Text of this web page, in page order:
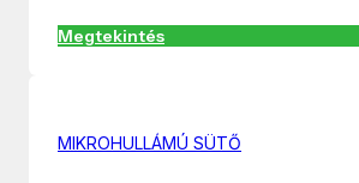
Megtekintés
MIKROHULLÁMÚ SÜTŐ